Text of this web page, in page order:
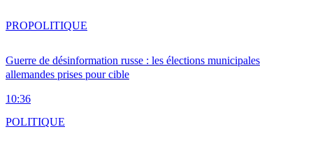
Guerre de désinformation russe : les élections municipales
allemandes prises pour cible
10:36
PROPOLITIQUE
POLITIQUE